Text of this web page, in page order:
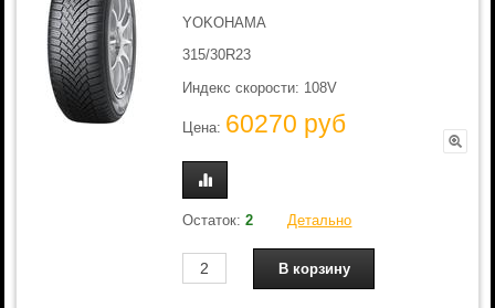
YOKOHAMA
315/30R23
Индекс скорости: 108V
Цена: 60270 руб
Остаток:2 Детально